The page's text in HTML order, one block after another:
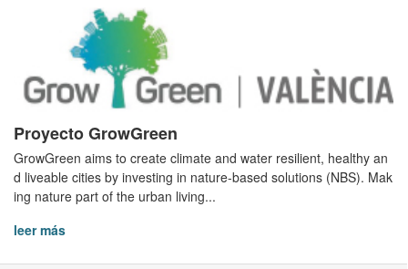
Proyecto GrowGreen
GrowGreen aims to create climate and water resilient, healthy an
d liveable cities by investing in nature-based solutions (NBS). Mak
ing nature part of the urban living...
leer más